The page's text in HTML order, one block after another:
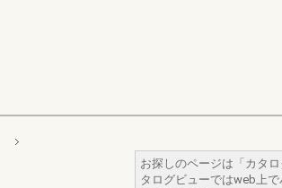
お探しのページは「カタ
タログビューではweb上